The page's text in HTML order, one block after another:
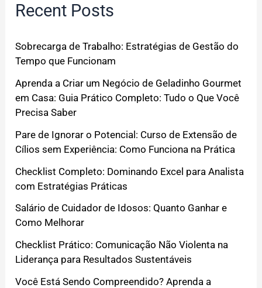
Recent Posts
Sobrecarga de Trabalho: Estratégias de Gestão do
Tempo que Funcionam
Aprenda a Criar um Negócio de Geladinho Gourmet
em Casa: Guia Prático Completo: Tudo o Que Você
Precisa Saber
Pare de Ignorar o Potencial: Curso de Extensão de
Cílios sem Experiência: Como Funciona na Prática
Checklist Completo: Dominando Excel para Analista
com Estratégias Práticas
Salário de Cuidador de Idosos: Quanto Ganhar e
Como Melhorar
Checklist Prático: Comunicação Não Violenta na
Liderança para Resultados Sustentáveis
Você Está Sendo Compreendido? Aprenda a